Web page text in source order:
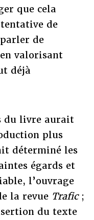
que cela
de
de
valorisant
déjà
du livre aurait
plus
déterminé les
égards et
l’ouvrage
la revue Trafic;
du texte